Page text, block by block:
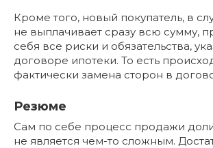
Кроме того, новый покупатель, в
не выплачивает сразу всю сумму,
себя все риски и обязательства,
договоре ипотеки. То есть
фактически замена сторон в
Резюме
Сам по себе процесс продажи
не является чем-то сложным.